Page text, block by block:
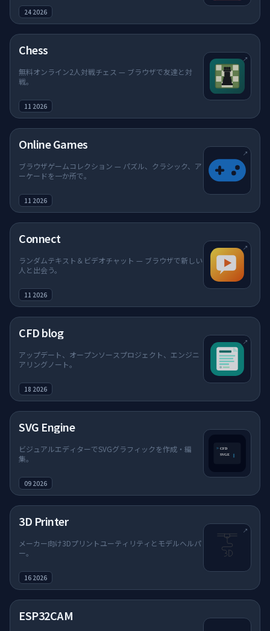
24 2026
Chess（新しいタブで開く）
無料オンライン2人対戦チェス — ブラウザで友達と対
戦。
11 2026
↗
Online Games（新しいタブで開く）
ブラウザゲームコレクション — パズル、クラシック、ア
ーケードを一か所で。
11 2026
↗
Connect（新しいタブで開く）
ランダムテキスト＆ビデオチャット — ブラウザで新しい
人と出会う。
11 2026
↗
CFD blog（新しいタブで開く）
アップデート、オープンソースプロジェクト、エンジニ
アリングノート。
18 2026
↗
SVG Engine
ビジュアルエディターでSVGグラフィックを作成・編
集。
09 2026
3D Printer（新しいタブで開く）
メーカー向け3Dプリントユーティリティとモデルヘルパ
ー。
16 2026
↗
ESP32CAM